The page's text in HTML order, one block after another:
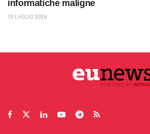
informatiche maligne
13 LUGLIO 2026